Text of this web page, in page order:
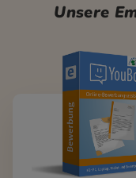
Unsere